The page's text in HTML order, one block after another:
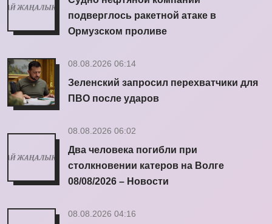
подверглось ракетной атаке в
Ормузском проливе
08.08.2026 06:14
Зеленский запросил перехватчики для
ПВО после ударов
08.08.2026 06:02
Два человека погибли при
столкновении катеров на Волге
08/08/2026 – Новости
08.08.2026 04:16